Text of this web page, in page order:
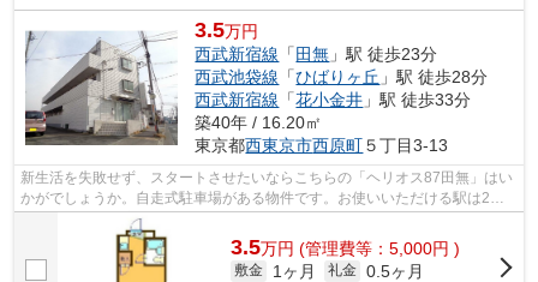
3.5万円
西武新宿線 「 田無 」駅 徒歩23分
西武池袋線 「ひばりヶ丘 」駅 徒歩28分
西武新宿線 「花小金井 」駅 徒歩33分
築40年 / 16.20㎡
東京都西東京市西原町５丁目3-13
新生活を失敗せず、スタートさせたいならこちらの「ヘリオス87田無」はい
かがでしょうか。自走式駐車場がある物件です。お使いいただける駅は2駅
あり、行き先に応じて使い分けができま...
3.5万円 (管理費等：5,000円 )
敷金 1ヶ月 礼金 0.5ヶ月